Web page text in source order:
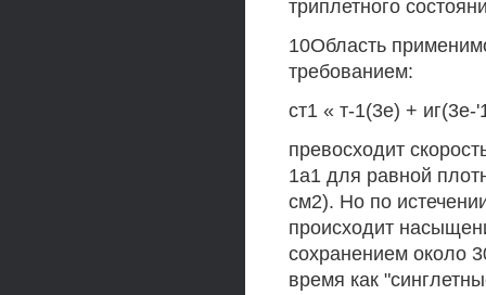
триплетного
10Область
требованием:
ст1 « т-1(3е) + иг(3е-
превосходит
1а1 для равной
см2). Но по
происходит
сохранением около
время как